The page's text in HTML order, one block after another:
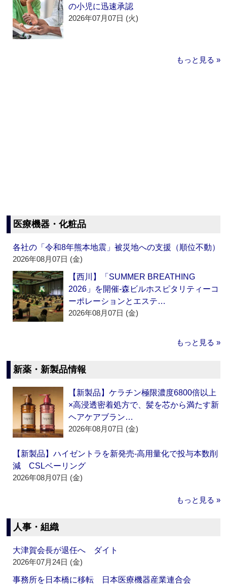
の小児に迅速承認
2026年07月07日 (火)
もっと見る »
医療機器・化粧品
各社の「令和8年熊本地震」被災地への支援（順位不動）
2026年08月07日 (金)
【西川】「SUMMER BREATHING
2026」を開催‐森ビルホスピタリティーコ
ーポレーションとエステ…
2026年08月07日 (金)
もっと見る »
新薬・新製品情報
【新製品】ケラチン極限濃度6800倍以上
×高浸透密着処方で、髪を芯から満たす新
ヘアケアブラン…
2026年08月07日 (金)
【新製品】ハイゼントラを新発売‐高用量化で投与本数削
減 CSLベーリング
2026年08月07日 (金)
もっと見る »
人事・組織
大津賀会長が退任へ ダイト
2026年07月24日 (金)
事務所を日本橋に移転 日本医療機器産業連合会